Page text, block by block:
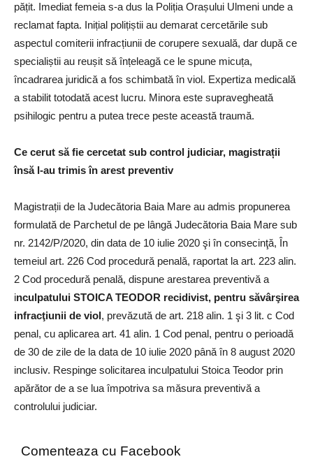
pățit. Imediat femeia s-a dus la Poliția Orașului Ulmeni unde a
reclamat fapta. Inițial polițiștii au demarat cercetările sub
aspectul comiterii infracțiunii de corupere sexuală, dar după ce
specialiștii au reușit să înțeleagă ce le spune micuța,
încadrarea juridică a fos schimbată în viol. Expertiza medicală
a stabilit totodată acest lucru. Minora este supravegheată
psihilogic pentru a putea trece peste această traumă.
Ce cerut să fie cercetat sub control judiciar, magistrații
însă l-au trimis în arest preventiv
Magistrații de la Judecătoria Baia Mare au admis propunerea
formulată de Parchetul de pe lângă Judecătoria Baia Mare sub
nr. 2142/P/2020, din data de 10 iulie 2020 şi în consecinţă, În
temeiul art. 226 Cod procedură penală, raportat la art. 223 alin.
2 Cod procedură penală, dispune arestarea preventivă a
inculpatului STOICA TEODOR recidivist, pentru săvârşirea
infracţiunii de viol, prevăzută de art. 218 alin. 1 şi 3 lit. c Cod
penal, cu aplicarea art. 41 alin. 1 Cod penal, pentru o perioadă
de 30 de zile de la data de 10 iulie 2020 până în 8 august 2020
inclusiv. Respinge solicitarea inculpatului Stoica Teodor prin
apărător de a se lua împotriva sa măsura preventivă a
controlului judiciar.
Comenteaza cu Facebook